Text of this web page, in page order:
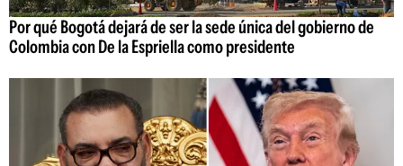
Por qué Bogotá dejará de ser la sede única del gobierno de
Colombia con De la Espriella como presidente